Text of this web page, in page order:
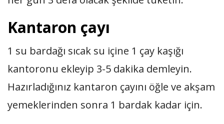
Kantaron çayı
1 su bardağı sıcak su içine 1 çay kaşığı
kantoronu ekleyip 3-5 dakika demleyin.
Hazırladığınız kantaron çayını öğle ve akşam
yemeklerinden sonra 1 bardak kadar için.